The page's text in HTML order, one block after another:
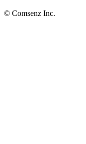
© Comsenz Inc.